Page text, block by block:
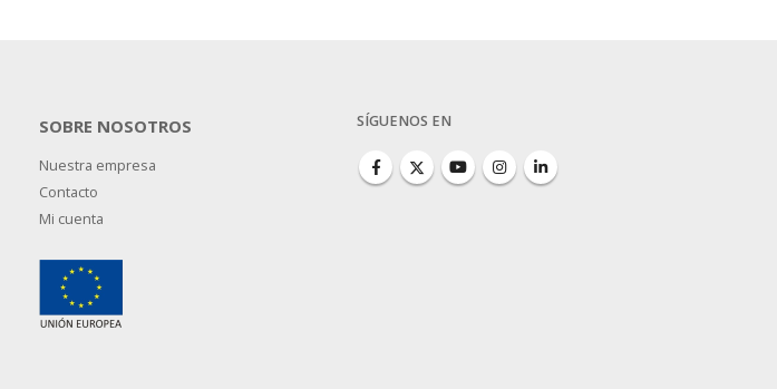
SOBRE NOSOTROS
Nuestra empresa
Contacto
Mi cuenta
SÍGUENOS EN